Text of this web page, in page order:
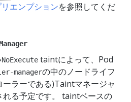
エンプションを参照してくだ
NoExecute taintによって、Pod
managerの中のノードライフ
ーラーである)Taintマネージャ
る予定です。 taintベースの